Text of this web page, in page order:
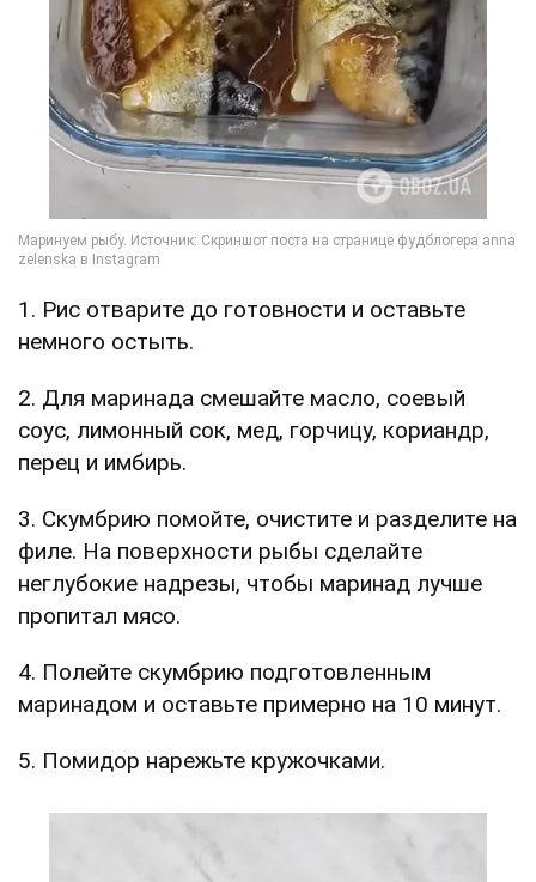
1. Рис отварите до готовности и оставьте
немного остыть.
2. Для маринада смешайте масло, соевый
соус, лимонный сок, мед, горчицу, кориандр,
перец и имбирь.
3. Скумбрию помойте, очистите и разделите на
филе. На поверхности рыбы сделайте
неглубокие надрезы, чтобы маринад лучше
пропитал мясо.
4. Полейте скумбрию подготовленным
маринадом и оставьте примерно на 10 минут.
5. Помидор нарежьте кружочками.